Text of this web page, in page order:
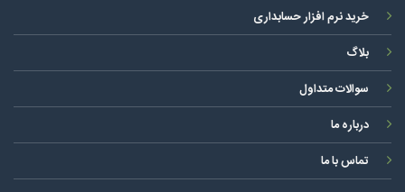
خرید نرم افزار حسابداری
بلاگ
سوالات متداول
درباره ما
تماس با ما